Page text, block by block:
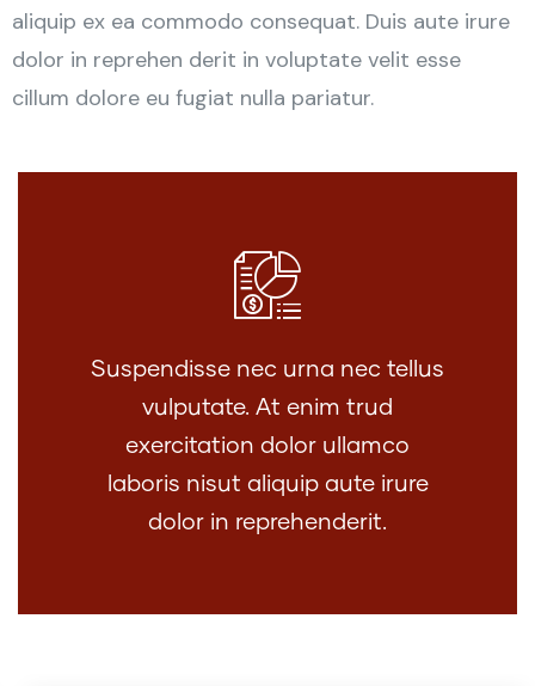
aliquip ex ea commodo consequat. Duis aute irure
dolor in reprehen derit in voluptate velit esse
cillum dolore eu fugiat nulla pariatur.
Suspendisse nec urna nec tellus
vulputate. At enim trud
exercitation dolor ullamco
laboris nisut aliquip aute irure
dolor in reprehenderit.